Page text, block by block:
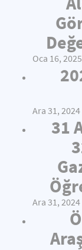
Oca 16, 2025
Ara 31, 2024
31
Ara 31, 2024